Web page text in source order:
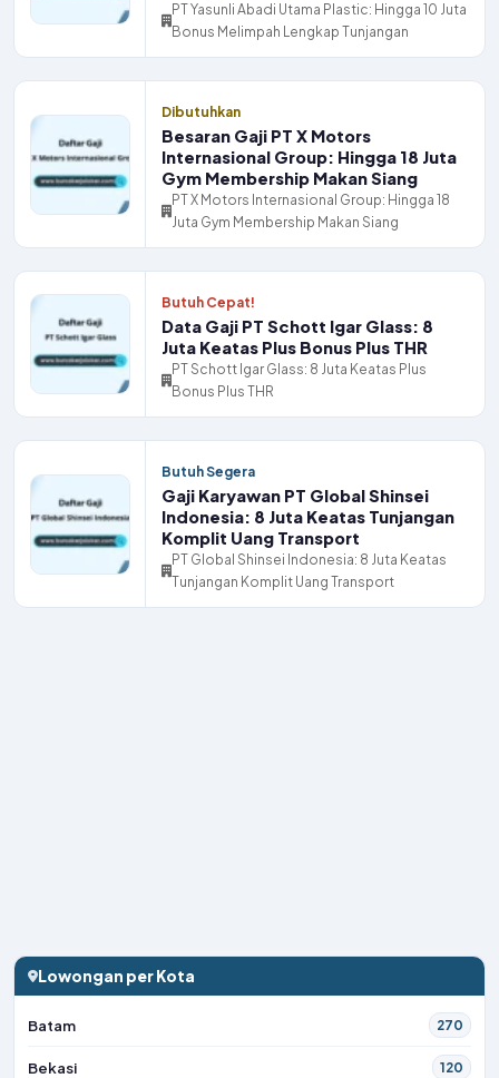
PT Yasunli Abadi Utama Plastic: Hingga 10 Juta
Bonus Melimpah Lengkap Tunjangan
Dibutuhkan
Besaran Gaji PT X Motors
Internasional Group: Hingga 18 Juta
Gym Membership Makan Siang
PT X Motors Internasional Group: Hingga 18
Juta Gym Membership Makan Siang
Butuh Cepat!
Data Gaji PT Schott Igar Glass: 8
Juta Keatas Plus Bonus Plus THR
PT Schott Igar Glass: 8 Juta Keatas Plus
Bonus Plus THR
Butuh Segera
Gaji Karyawan PT Global Shinsei
Indonesia: 8 Juta Keatas Tunjangan
Komplit Uang Transport
PT Global Shinsei Indonesia: 8 Juta Keatas
Tunjangan Komplit Uang Transport
Lowongan per Kota
Batam 270
Bekasi 120